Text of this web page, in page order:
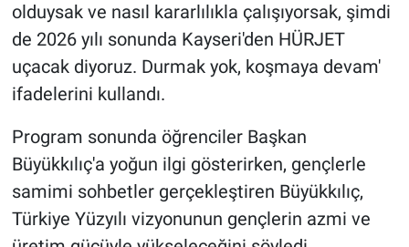
olduysak ve nasıl kararlılıkla çalışıyorsak, şimdi
de 2026 yılı sonunda Kayseri'den HÜRJET
uçacak diyoruz. Durmak yok, koşmaya devam'
ifadelerini kullandı.
Program sonunda öğrenciler Başkan
Büyükkılıç'a yoğun ilgi gösterirken, gençlerle
samimi sohbetler gerçekleştiren Büyükkılıç,
Türkiye Yüzyılı vizyonunun gençlerin azmi ve